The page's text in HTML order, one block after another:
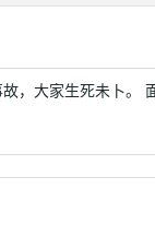
，大家生死未卜。